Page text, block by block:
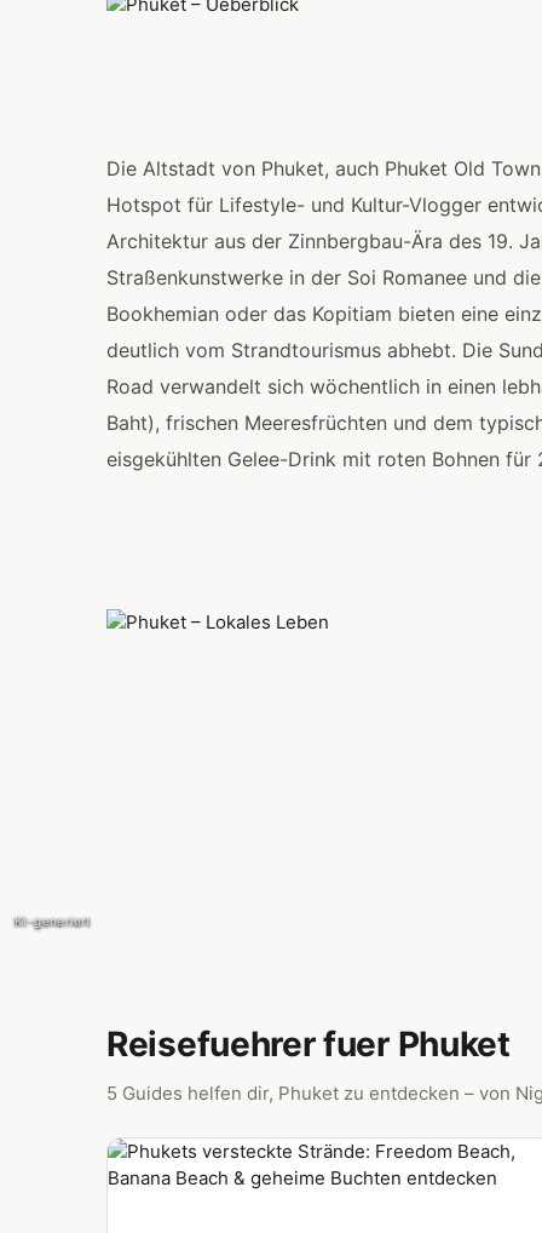
KI-generiert
Die Altstadt von Phuket, auch Phuket Old
Hotspot für Lifestyle- und Kultur-Vlogger
Architektur aus der Zinnbergbau-Ära des 19.
Straßenkunstwerke in der Soi Romanee und
Bookhemian oder das Kopitiam bieten eine
deutlich vom Strandtourismus abhebt. Die
Road verwandelt sich wöchentlich in einen
Baht), frischen Meeresfrüchten und dem
eisgekühlten Gelee-Drink mit roten Bohnen für
KI-generiert
Reisefuehrer fuer Phuket
5 Guides helfen dir, Phuket zu entdecken – von